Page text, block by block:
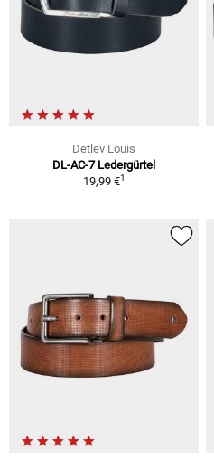
Detlev Louis
DL-AC-7 Ledergürtel
19,99 €1